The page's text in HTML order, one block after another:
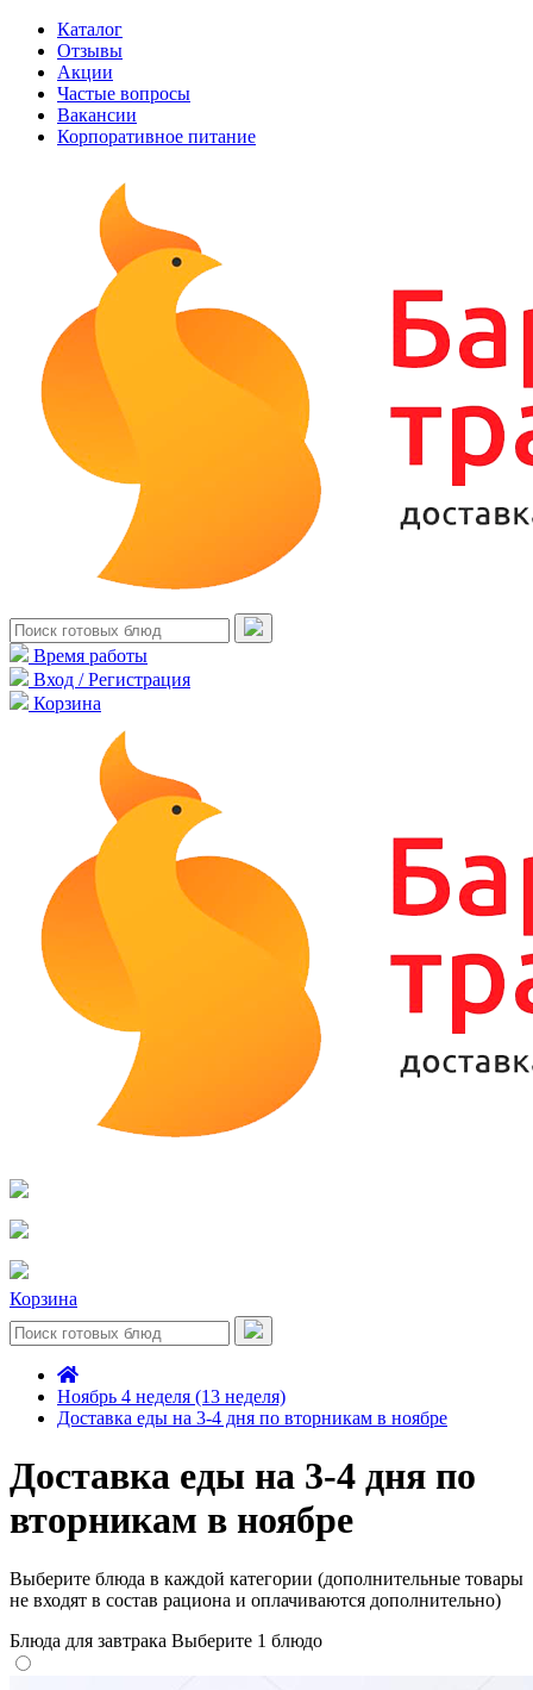
Каталог
Отзывы
Акции
Частые вопросы
Вакансии
Корпоративное питание
Время работы
Вход / Регистрация
Корзина
Корзина
Ноябрь 4 неделя (13 неделя)
Доставка еды на 3-4 дня по вторникам в ноябре
Доставка еды на 3-4 дня по
вторникам в ноябре
Выберите блюда в каждой категории (дополнительные товары
не входят в состав рациона и оплачиваются дополнительно)
Блюда для завтрака Выберите 1 блюдо